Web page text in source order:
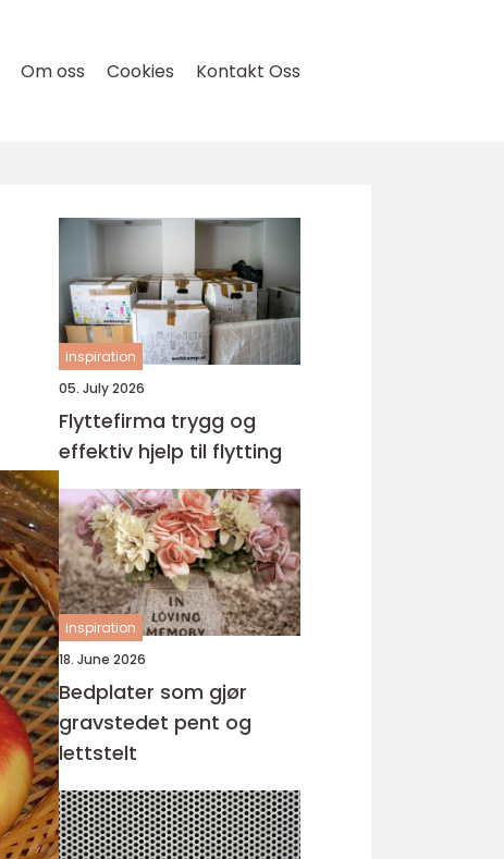
Om oss Cookies Kontakt Oss
inspiration
05. July 2026
Flyttefirma trygg og
effektiv hjelp til flytting
inspiration
18. June 2026
Bedplater som gjør
gravstedet pent og
lettstelt